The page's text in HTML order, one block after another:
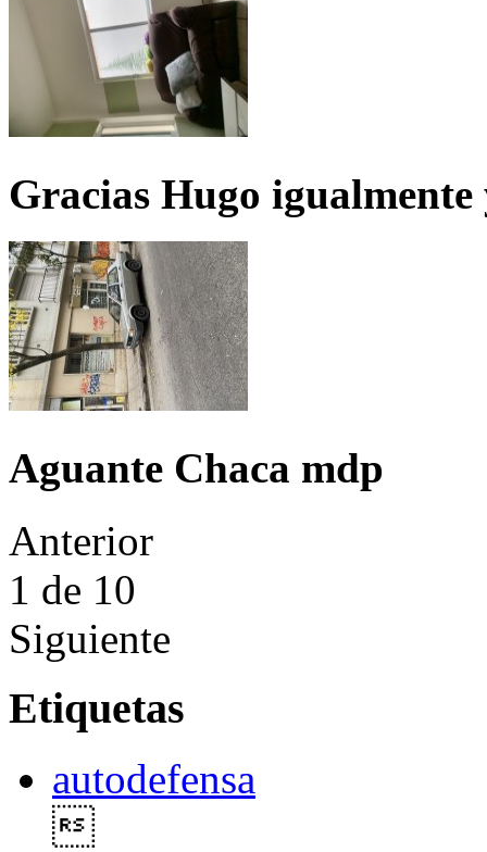
Gracias Hugo igualmente
Aguante Chaca mdp
Anterior
1 de 10
Siguiente
Etiquetas
autodefensa